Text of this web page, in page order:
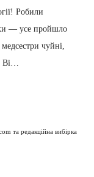
Робили
— усе пройшло
чуйні,
Ві…
та редакційна вибірка